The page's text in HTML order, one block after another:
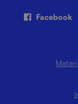
Facebook